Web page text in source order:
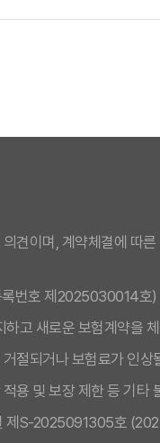
견이며, 계약체결에 따
번호 제2025030014호)
고 새로운 보험계약을
절되거나 보험료가 인상
용 및 보장 제한 등 기타
제S-2025091305호